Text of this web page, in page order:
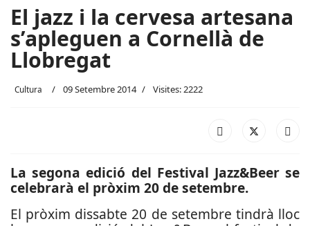
El jazz i la cervesa artesana
s’apleguen a Cornellà de
Llobregat
Cultura 09 Setembre 2014 Visites: 2222
La segona edició del Festival Jazz&Beer se
celebrarà el pròxim 20 de setembre.
El pròxim dissabte 20 de setembre tindrà lloc